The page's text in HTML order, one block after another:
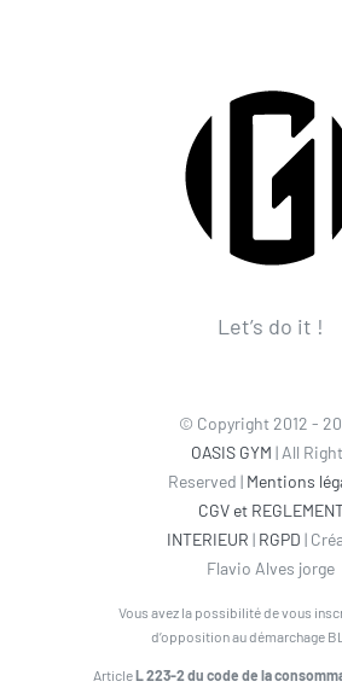
Let’s do it !
© Copyright 2012 -
OASIS GYM | All
Reserved | Mentions
CGV et
INTERIEUR | RGPD |
Flavio Alves jorge
Vous avez la possibilité de vous
d’opposition au démarchage
ArticleL 223-2 du code de la